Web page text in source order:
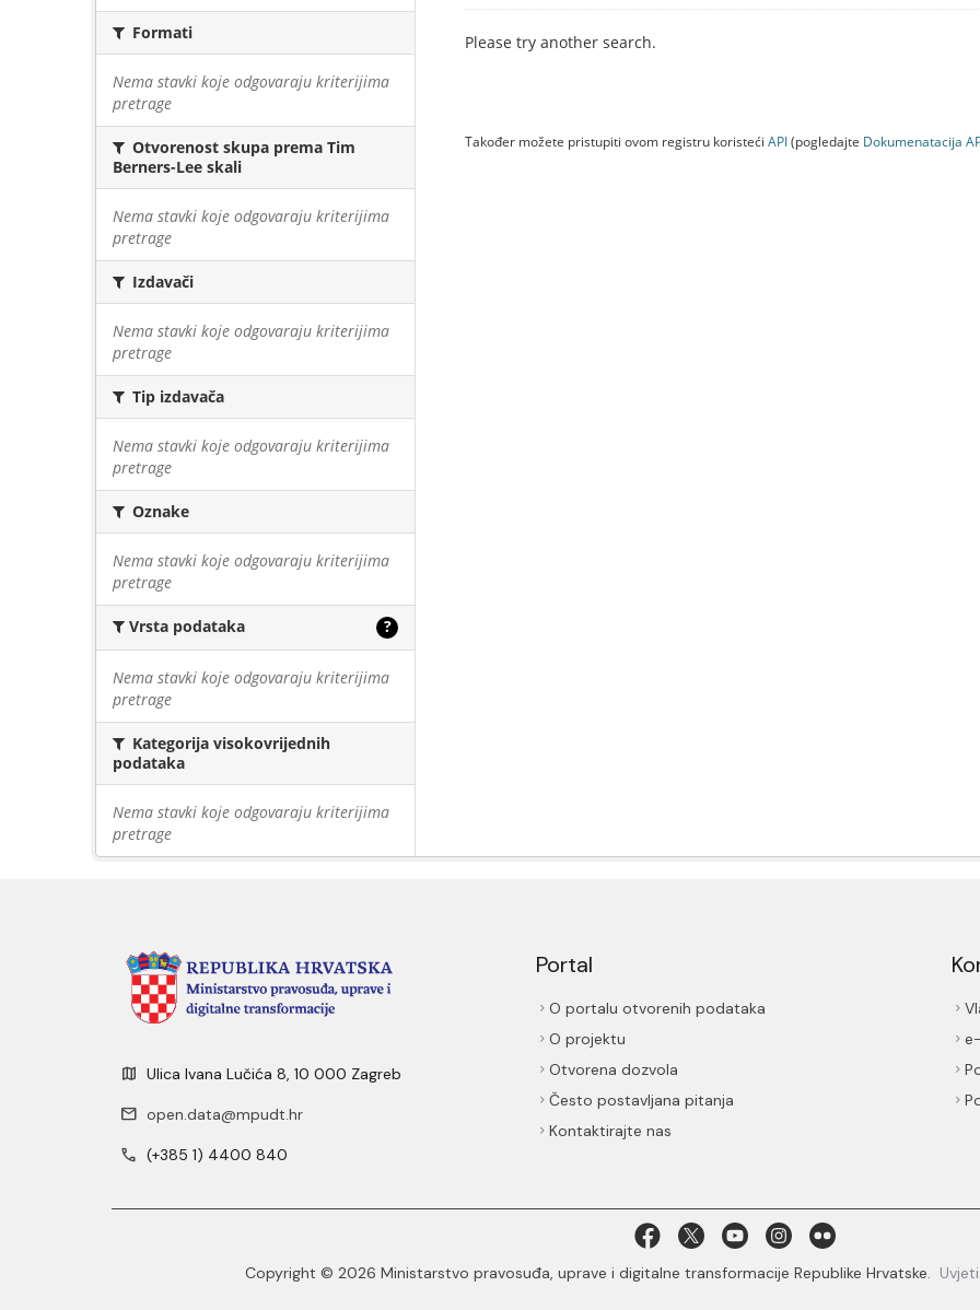
Formati
Nema stavki koje odgovaraju kriterijima
pretrage
Otvorenost skupa prema Tim
Berners-Lee skali
Nema stavki koje odgovaraju kriterijima
pretrage
Izdavači
Nema stavki koje odgovaraju kriterijima
pretrage
Tip izdavača
Nema stavki koje odgovaraju kriterijima
pretrage
Oznake
Nema stavki koje odgovaraju kriterijima
pretrage
Vrsta podataka ?
Nema stavki koje odgovaraju kriterijima
pretrage
Kategorija visokovrijednih
podataka
Nema stavki koje odgovaraju kriterijima
pretrage
Please try another search.
Također možete pristupiti ovom registru koristeći API(pogledajte Dokumenаtаcijа